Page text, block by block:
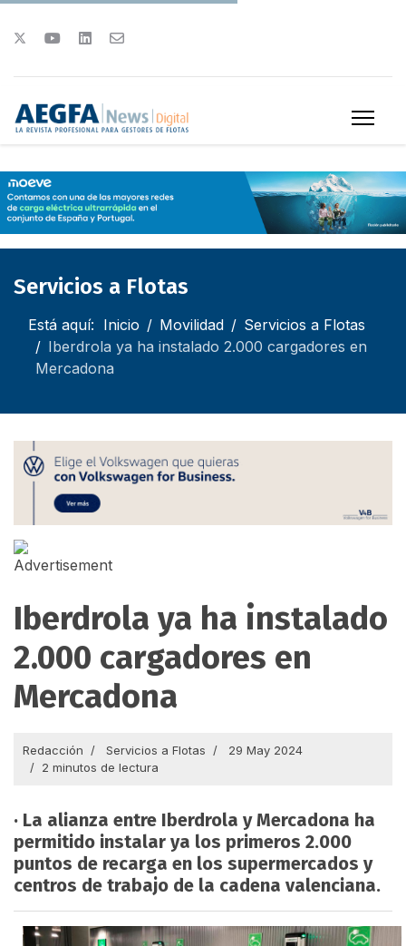
Servicios a Flotas
Está aquí: Inicio Movilidad
Servicios a Flotas
Iberdrola ya ha instalado 2.000 cargadores en
Mercadona
Iberdrola ya ha instalado
2.000 cargadores en
Mercadona
Redacción Servicios a Flotas
29 May 2024
2 minutos de lectura
· La alianza entre Iberdrola y Mercadona ha
permitido instalar ya los primeros 2.000
puntos de recarga en los supermercados y
centros de trabajo de la cadena valenciana.